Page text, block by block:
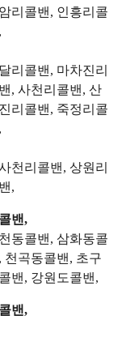
리콜밴, 인흥리콜
리콜밴, 마차진리
, 사천리콜밴, 산
리콜밴, 죽정리콜
천리콜밴, 상원리
,
밴,
동콜밴, 삼화동콜
천곡동콜밴, 초구
밴, 강원도콜밴,
밴,